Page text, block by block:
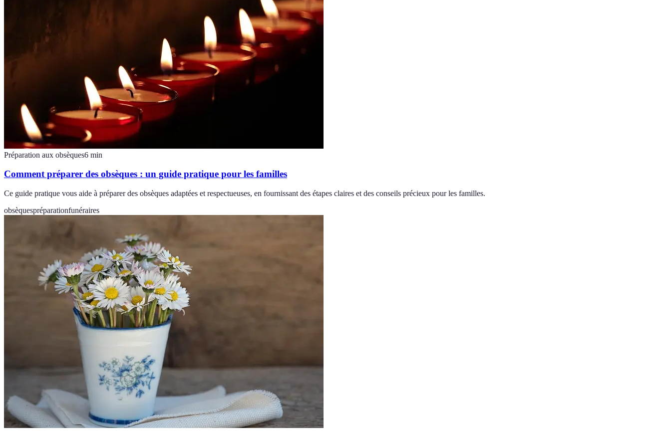
Préparation aux obsèques6 min
Comment préparer des obsèques : un guide pratique pour les familles
Ce guide pratique vous aide à préparer des obsèques adaptées et respectueuses, en fournissant des étapes claires et des conseils précieux pour les familles.
obsèquespréparationfunéraires